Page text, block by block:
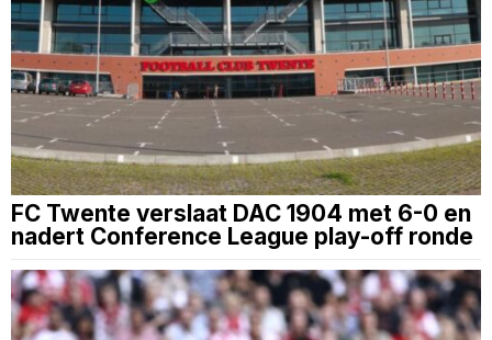
FC Twente verslaat DAC 1904 met 6-0 en
nadert Conference League play-off ronde